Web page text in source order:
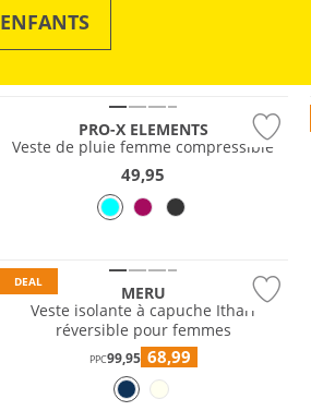
ENFANTS
PRO-X ELEMENTS
Veste de pluie femme compressible
49,95
DEAL
MERU
Veste isolante à capuche Ithari
réversible pour femmes
PPC99,95 68,99